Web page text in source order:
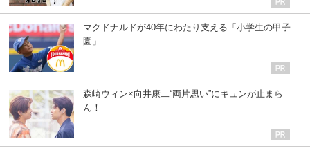
マクドナルドが40年にわたり支える「小学生の甲子
園」
森崎ウィン×向井康二“両片思い”にキュンが止まら
ん！